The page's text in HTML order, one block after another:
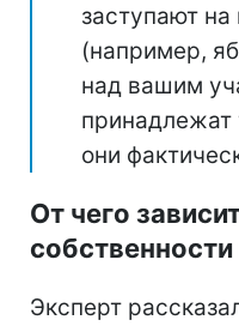
заступают
(например,
над вашим
принадлежат
они
От чего
Эксперт